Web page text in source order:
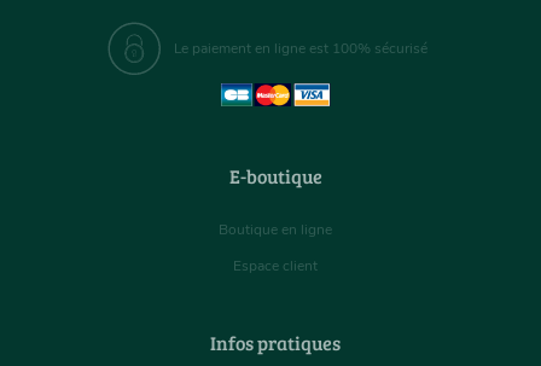
Le paiement en ligne est 100% sécurisé
E-boutique
Boutique en ligne
Espace client
Infos pratiques